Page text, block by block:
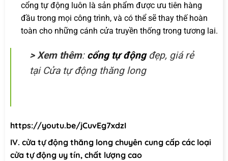
cổng tự động luôn là sản phẩm được ưu tiên hàng
đầu trong mọi công trình, và có thể sẽ thay thế hoàn
toàn cho những cánh cửa truyền thống trong tương lai.
> Xem thêm: cổng tự độngđẹp, giá rẻ
tại Cửa tự động thăng long
https://youtu.be/jCuvEg7xdzI
IV. cửa tự động thăng long chuyên cung cấp các loại
cửa tự động uy tín, chất lượng cao